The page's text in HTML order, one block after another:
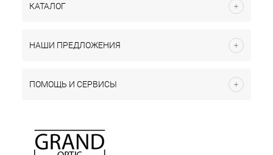
КАТАЛОГ
НАШИ ПРЕДЛОЖЕНИЯ
ПОМОЩЬ И СЕРВИСЫ